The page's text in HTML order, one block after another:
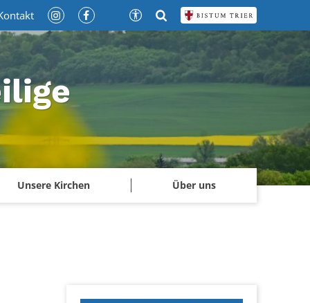
Unsere Kirchen Über uns